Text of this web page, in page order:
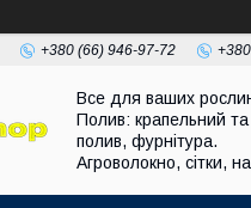
+380 (66) 946-97-72
Все для ваших
Полив: крапельний та
полив, фурнітура.
Агроволокно, сітки,